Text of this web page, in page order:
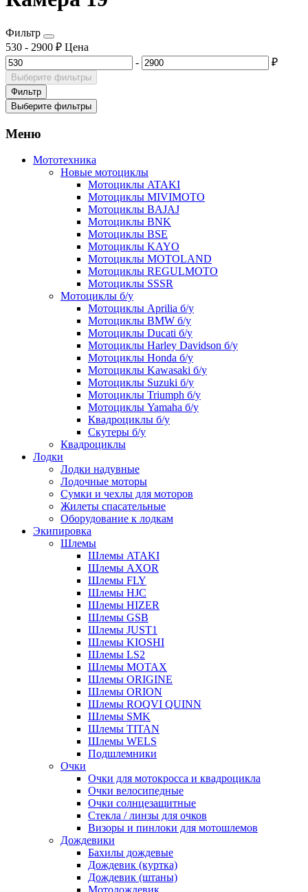
Фильтр
530 - 2900 ₽ Цена
-
₽
Выберите фильтры
Фильтр
Выберите фильтры
Меню
Мототехника
Новые мотоциклы
Мотоциклы ATAKI
Мотоциклы MIVIMOTO
Мотоциклы BAJAJ
Мотоциклы BNK
Мотоциклы BSE
Мотоциклы KAYO
Мотоциклы MOTOLAND
Мотоциклы REGULMOTO
Мотоциклы SSSR
Мотоциклы б/у
Мотоциклы Aprilia б/у
Мотоциклы BMW б/у
Мотоциклы Ducati б/у
Мотоциклы Harley Davidson б/у
Мотоциклы Honda б/у
Мотоциклы Kawasaki б/у
Мотоциклы Suzuki б/у
Мотоциклы Triumph б/у
Мотоциклы Yamaha б/у
Квадроциклы б/у
Скутеры б/у
Квадроциклы
Лодки
Лодки надувные
Лодочные моторы
Сумки и чехлы для моторов
Жилеты спасательные
Оборудование к лодкам
Экипировка
Шлемы
Шлемы ATAKI
Шлемы AXOR
Шлемы FLY
Шлемы HJC
Шлемы HIZER
Шлемы GSB
Шлемы JUST1
Шлемы KIOSHI
Шлемы LS2
Шлемы MOTAX
Шлемы ORIGINE
Шлемы ORION
Шлемы ROQVI QUINN
Шлемы SMK
Шлемы TITAN
Шлемы WELS
Подшлемники
Очки
Очки для мотокросса и квадроцикла
Очки велосипедные
Очки солнцезащитные
Стекла / линзы для очков
Визоры и пинлоки для мотошлемов
Дождевики
Бахилы дождевые
Дождевик (куртка)
Дождевик (штаны)